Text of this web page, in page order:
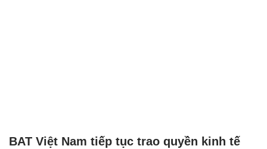
BAT Việt Nam tiếp tục trao quyền kinh tế